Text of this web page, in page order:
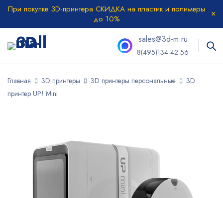
При покупке 3D-принтера СКИДКА на пластик и полимеры
до 10%
sales@3d-m.ru
8(495)134-42-56
Главная 3D принтеры 3D принтеры персональные
3D
принтер UP! Mini